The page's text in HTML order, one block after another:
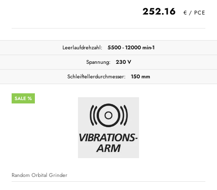
252.16
Leerlaufdrehzahl:
5500 - 12000 min-1
Spannung:
230 V
Schleiftellerdurchmesser:
150 mm
SALE %
Random Orbital Grinder